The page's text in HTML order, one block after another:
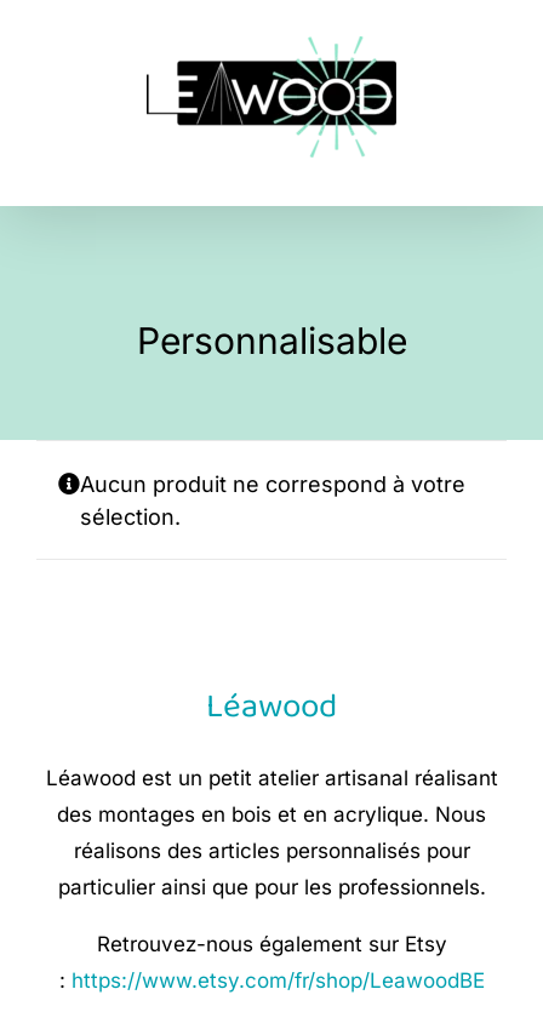
Personnalisable
Aucun produit ne correspond à votre
sélection.
Léawood
Léawood est un petit atelier artisanal réalisant
des montages en bois et en acrylique. Nous
réalisons des articles personnalisés pour
particulier ainsi que pour les professionnels.
Retrouvez-nous également sur Etsy
: https://www.etsy.com/fr/shop/LeawoodBE